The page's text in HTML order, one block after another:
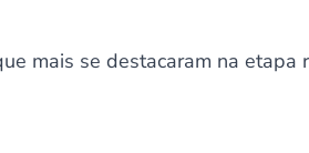
mais se destacaram na etapa